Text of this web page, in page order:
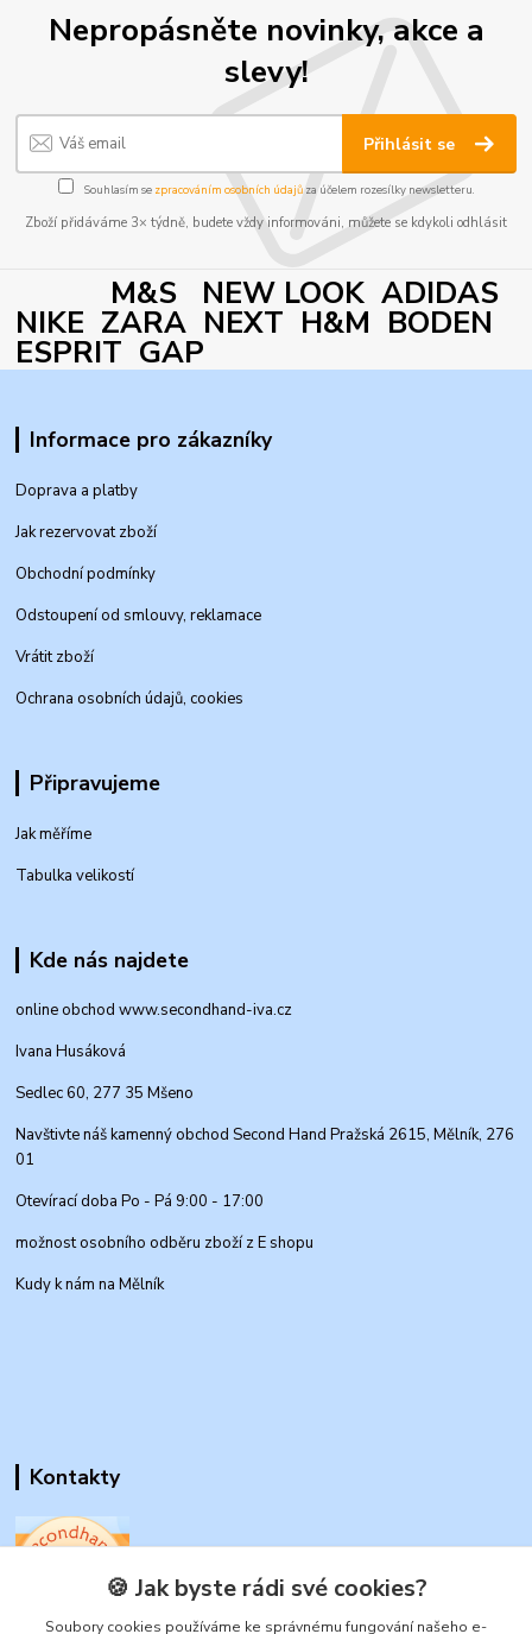
Nepropásněte novinky, akce a
slevy!
Přihlásit se
Souhlasím se zpracováním osobních údajůza účelem rozesílky newsletteru.
Zboží přidáváme 3× týdně, budete vždy informováni, můžete se kdykoli odhlásit
M&S NEW LOOK ADIDAS
NIKE ZARA NEXT H&M BODEN
ESPRIT GAP
Informace pro zákazníky
Doprava a platby
Jak rezervovat zboží
Obchodní podmínky
Odstoupení od smlouvy, reklamace
Vrátit zboží
Ochrana osobních údajů, cookies
Připravujeme
Jak měříme
Tabulka velikostí
Kde nás najdete
online obchod www.secondhand-iva.cz
Ivana Husáková
Sedlec 60, 277 35 Mšeno
Navštivte náš kamenný obchod Second Hand Pražská 2615, Mělník, 276
01
Otevírací doba Po - Pá 9:00 - 17:00
možnost osobního odběru zboží z E shopu
Kudy k nám na Mělník
Kontakty
www.secondhand-iva.cz
🍪 Jak byste rádi své cookies?
Soubory cookies používáme ke správnému fungování našeho e-